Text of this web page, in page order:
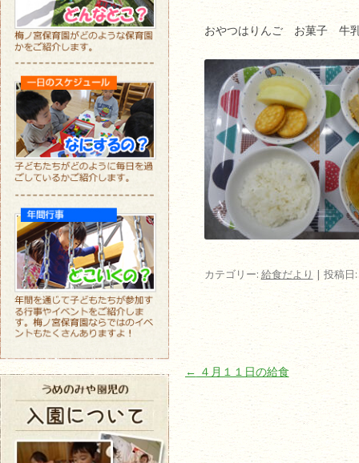
おやつはりんご お菓子 牛
カテゴリー: 給食だより | 投稿日:
投稿ナビゲーション
← ４月１１日の給食